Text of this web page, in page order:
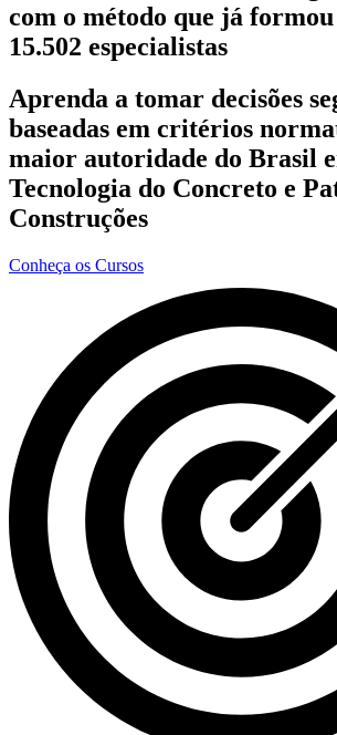
com o método que já
15.502 especialistas
Aprenda a tomar decisões
baseadas em critérios
maior autoridade do Brasil
Tecnologia do Concreto e
Construções
Conheça os Cursos